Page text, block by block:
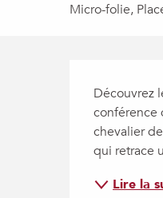
Micro-folie,
Découvrez
conférence
chevalier
qui retrace
Lire la